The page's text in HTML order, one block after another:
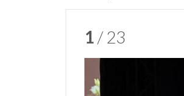
1 / 23